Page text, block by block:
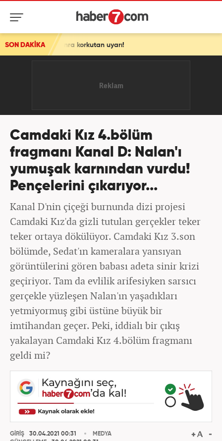
SON DAKİKA
uyarı!
Camdaki Kız 4.bölüm
fragmanı Kanal D: Nalan'ı
yumuşak karnından vurdu!
Pençelerini çıkarıyor...
Kanal D'nin çiçeği burnunda dizi projesi
Camdaki Kız'da gizli tutulan gerçekler teker
teker ortaya dökülüyor. Camdaki Kız 3.son
bölümde, Sedat'ın kameralara yansıyan
görüntülerini gören babası adeta sinir krizi
geçiriyor. Tam da evlilik arifesiyken sarsıcı
gerçekle yüzleşen Nalan'ın yaşadıkları
yetmiyormuş gibi üstüne büyük bir
imtihandan geçer. Peki, iddialı bir çıkış
yakalayan Camdaki Kız 4.bölüm fragmanı
geldi mi?
GİRİŞ
30.04.2021 00:31
MEDYA